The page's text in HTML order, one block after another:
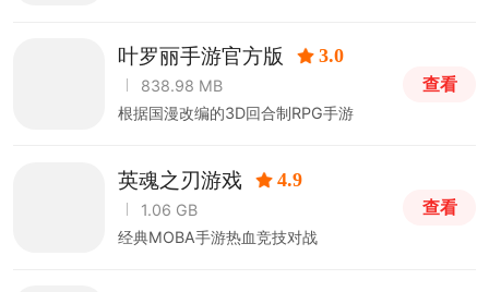
叶罗丽手游官方版 3.0
838.98 MB
根据国漫改编的3D回合制RPG手游
查看
英魂之刃游戏 4.9
1.06 GB
经典MOBA手游热血竞技对战
查看